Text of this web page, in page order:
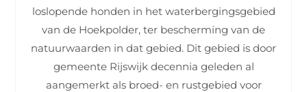
loslopende honden in het waterbergingsgebied
van de Hoekpolder, ter bescherming van de
natuurwaarden in dat gebied. Dit gebied is door
gemeente Rijswijk decennia geleden al
aangemerkt als broed- en rustgebied voor